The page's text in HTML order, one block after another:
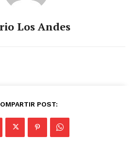
Los Andes
POST: